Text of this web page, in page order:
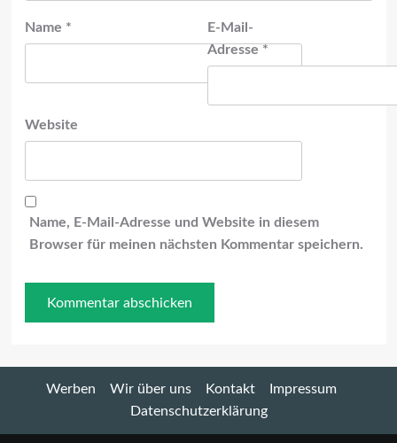
Name *
E-Mail-
Adresse *
Website
Name, E-Mail-Adresse und Website in diesem
Browser für meinen nächsten Kommentar speichern.
Werben Wir über uns Kontakt
Impressum
Datenschutzerklärung